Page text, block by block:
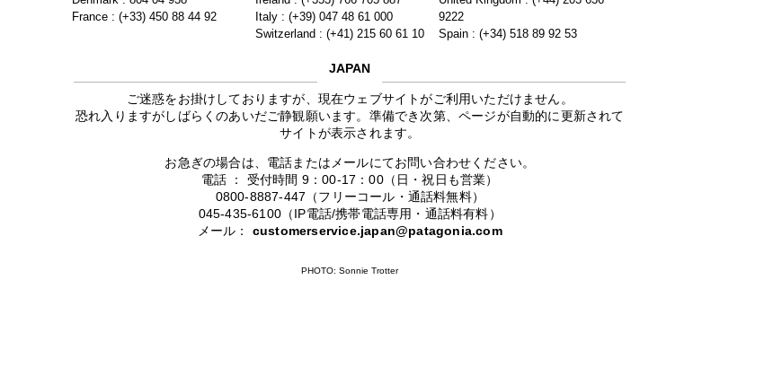
France : (+33) 450 88 44 92
Italy : (+39) 047 48 61 000
Switzerland : (+41) 215 60 61 10
9222
Spain : (+34) 518 89 92 53
JAPAN
ご迷惑をお掛けしておりますが、現在ウェブサイトがご利用いただけません。
恐れ入りますがしばらくのあいだご静観願います。準備でき次第、ページが自動的に更新されて
サイトが表示されます。
お急ぎの場合は、電話またはメールにてお問い合わせください。
電話 ： 受付時間 9：00-17：00（日・祝日も営業）
0800-8887-447（フリーコール・通話料無料）
045-435-6100（IP電話/携帯電話専用・通話料有料）
メール： customerservice.japan@patagonia.com
PHOTO: Sonnie Trotter